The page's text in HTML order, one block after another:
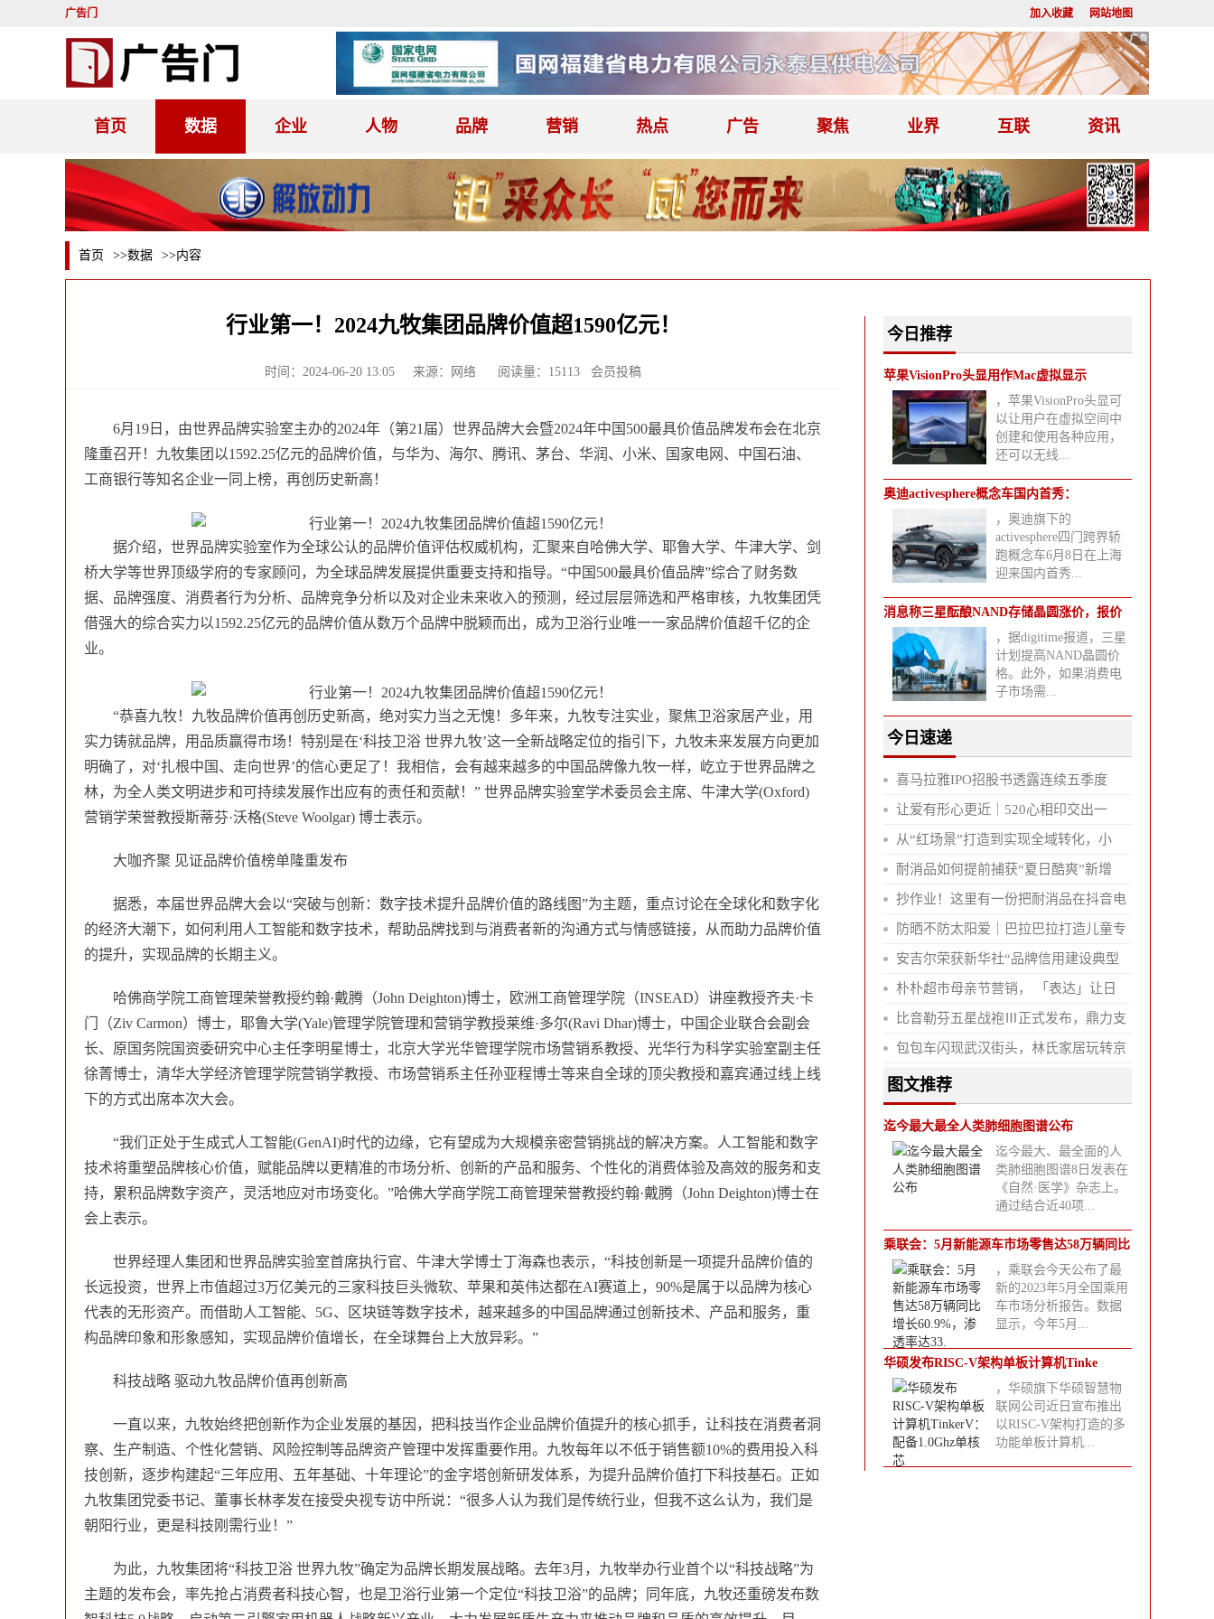
广告门 加入收藏 网站地图
首页 数据 企业 人物 品牌 营销 热点 广告 聚焦 业界 互联 资讯
首页 >>数据 >>内容
行业第一！2024九牧集团品牌价值超1590亿元！
时间：2024-06-20 13:05 来源：网络 阅读量：15113 会员投稿
6月19日，由世界品牌实验室主办的2024年（第21届）世界品牌大会暨2024年中国500最具价值品牌发布会在北京
隆重召开！九牧集团以1592.25亿元的品牌价值，与华为、海尔、腾讯、茅台、华润、小米、国家电网、中国石油、
工商银行等知名企业一同上榜，再创历史新高！
据介绍，世界品牌实验室作为全球公认的品牌价值评估权威机构，汇聚来自哈佛大学、耶鲁大学、牛津大学、剑
桥大学等世界顶级学府的专家顾问，为全球品牌发展提供重要支持和指导。“中国500最具价值品牌”综合了财务数
据、品牌强度、消费者行为分析、品牌竞争分析以及对企业未来收入的预测，经过层层筛选和严格审核，九牧集团凭
借强大的综合实力以1592.25亿元的品牌价值从数万个品牌中脱颖而出，成为卫浴行业唯一一家品牌价值超千亿的企
业。
“恭喜九牧！九牧品牌价值再创历史新高，绝对实力当之无愧！多年来，九牧专注实业，聚焦卫浴家居产业，用
实力铸就品牌，用品质赢得市场！特别是在‘科技卫浴 世界九牧’这一全新战略定位的指引下，九牧未来发展方向更加
明确了，对‘扎根中国、走向世界’的信心更足了！我相信，会有越来越多的中国品牌像九牧一样，屹立于世界品牌之
林，为全人类文明进步和可持续发展作出应有的责任和贡献！” 世界品牌实验室学术委员会主席、牛津大学(Oxford)
营销学荣誉教授斯蒂芬·沃格(Steve Woolgar) 博士表示。
大咖齐聚 见证品牌价值榜单隆重发布
据悉，本届世界品牌大会以“突破与创新：数字技术提升品牌价值的路线图”为主题，重点讨论在全球化和数字化
的经济大潮下，如何利用人工智能和数字技术，帮助品牌找到与消费者新的沟通方式与情感链接，从而助力品牌价值
的提升，实现品牌的长期主义。
哈佛商学院工商管理荣誉教授约翰·戴腾（John Deighton)博士，欧洲工商管理学院（INSEAD）讲座教授齐夫·卡
门（Ziv Carmon）博士，耶鲁大学(Yale)管理学院管理和营销学教授莱维·多尔(Ravi Dhar)博士，中国企业联合会副会
长、原国务院国资委研究中心主任李明星博士，北京大学光华管理学院市场营销系教授、光华行为科学实验室副主任
徐菁博士，清华大学经济管理学院营销学教授、市场营销系主任孙亚程博士等来自全球的顶尖教授和嘉宾通过线上线
下的方式出席本次大会。
“我们正处于生成式人工智能(GenAI)时代的边缘，它有望成为大规模亲密营销挑战的解决方案。人工智能和数字
技术将重塑品牌核心价值，赋能品牌以更精准的市场分析、创新的产品和服务、个性化的消费体验及高效的服务和支
持，累积品牌数字资产，灵活地应对市场变化。”哈佛大学商学院工商管理荣誉教授约翰·戴腾（John Deighton)博士在
会上表示。
世界经理人集团和世界品牌实验室首席执行官、牛津大学博士丁海森也表示，“科技创新是一项提升品牌价值的
长远投资，世界上市值超过3万亿美元的三家科技巨头微软、苹果和英伟达都在AI赛道上，90%是属于以品牌为核心
代表的无形资产。而借助人工智能、5G、区块链等数字技术，越来越多的中国品牌通过创新技术、产品和服务，重
构品牌印象和形象感知，实现品牌价值增长，在全球舞台上大放异彩。”
科技战略 驱动九牧品牌价值再创新高
一直以来，九牧始终把创新作为企业发展的基因，把科技当作企业品牌价值提升的核心抓手，让科技在消费者洞
察、生产制造、个性化营销、风险控制等品牌资产管理中发挥重要作用。九牧每年以不低于销售额10%的费用投入科
技创新，逐步构建起“三年应用、五年基础、十年理论”的金字塔创新研发体系，为提升品牌价值打下科技基石。正如
九牧集团党委书记、董事长林孝发在接受央视专访中所说：“很多人认为我们是传统行业，但我不这么认为，我们是
朝阳行业，更是科技刚需行业！”
为此，九牧集团将“科技卫浴 世界九牧”确定为品牌长期发展战略。去年3月，九牧举办行业首个以“科技战略”为
主题的发布会，率先抢占消费者科技心智，也是卫浴行业第一个定位“科技卫浴”的品牌；同年底，九牧还重磅发布数
今日推荐
苹果VisionPro头显用作Mac虚拟显示
，苹果VisionPro头显可
以让用户在虚拟空间中
创建和使用各种应用，
还可以无线...
奥迪activesphere概念车国内首秀：
，奥迪旗下的
activesphere四门跨界轿
跑概念车6月8日在上海
迎来国内首秀...
消息称三星酝酿NAND存储晶圆涨价，报价
渐趋
，据digitime报道，三星
计划提高NAND晶圆价
格。此外，如果消费电
子市场需...
今日速递
喜马拉雅IPO招股书透露连续五季度
让爱有形心更近｜520心相印交出一
从“红场景”打造到实现全域转化，小
耐消品如何提前捕获“夏日酷爽”新增
抄作业！这里有一份把耐消品在抖音电
防晒不防太阳爱｜巴拉巴拉打造儿童专
安吉尔荣获新华社“品牌信用建设典型
朴朴超市母亲节营销， 「表达」让日
比音勒芬五星战袍Ⅲ正式发布，鼎力支
包包车闪现武汉街头，林氏家居玩转京
图文推荐
迄今最大最全人类肺细胞图谱公布
迄今最大、最全面的人
类肺细胞图谱8日发表在
《自然·医学》杂志上。
通过结合近40项...
乘联会：5月新能源车市场零售达58万辆同比
增
，乘联会今天公布了最
新的2023年5月全国乘用
车市场分析报告。数据
显示，今年5月...
华硕发布RISC-V架构单板计算机Tinke
，华硕旗下华硕智慧物
联网公司近日宣布推出
以RISC-V架构打造的多
功能单板计算机...